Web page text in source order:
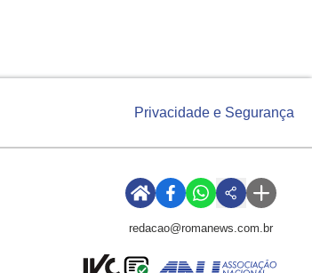
Privacidade e Segurança
redacao@romanews.com.br